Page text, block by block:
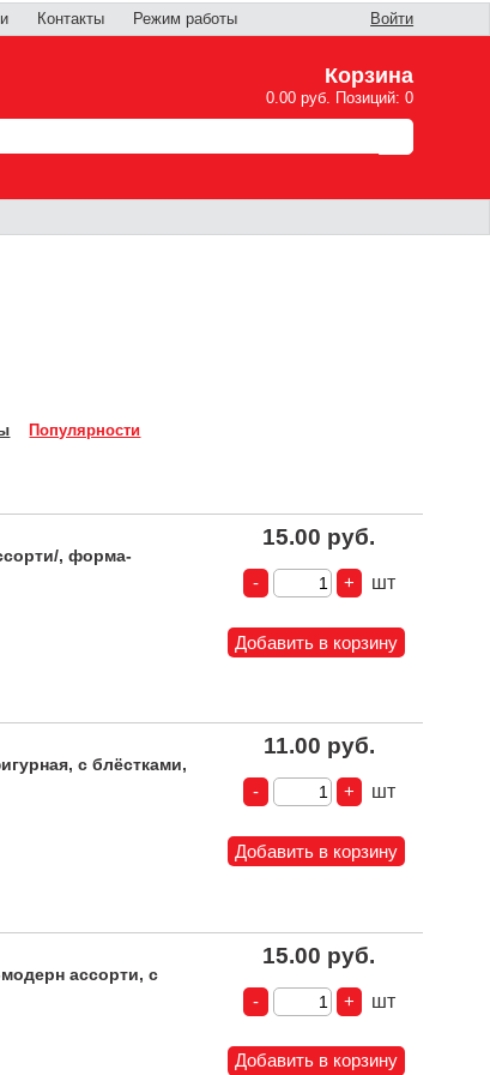
Контакты Режим работы Войти
Корзина
0.00 руб. Позиций: 0
Популярности
, форма-
15.00 руб.
шт
с блёстками,
11.00 руб.
шт
ассорти, с
15.00 руб.
шт